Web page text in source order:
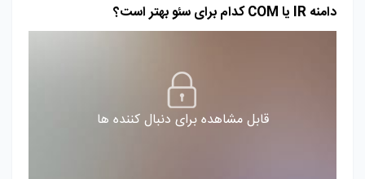
دامنه IR یا COM کدام برای سئو بهتر است؟
قابل مشاهده برای دنبال کننده ها